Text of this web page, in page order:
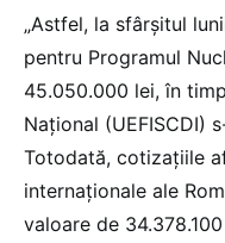
„Astfel, la sfârșitul
pentru Programul
45.050.000 lei, în
Național (UEFISCDI)
Totodată, cotizațiile
internaționale ale
valoare de